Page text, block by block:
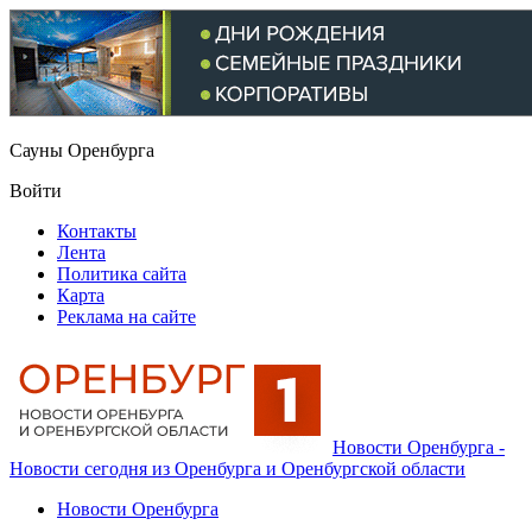
Сауны Оренбурга
Войти
Контакты
Лента
Политика сайта
Карта
Реклама на сайте
Новости Оренбурга -
Новости сегодня из Оренбурга и Оренбургской области
Новости Оренбурга